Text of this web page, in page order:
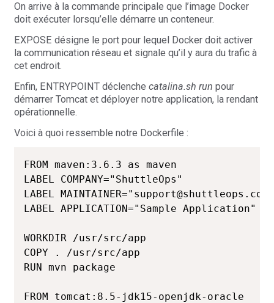
On arrive à la commande principale que l’image Docker
doit exécuter lorsqu’elle démarre un conteneur.
EXPOSE désigne le port pour lequel Docker doit activer
la communication réseau et signale qu’il y aura du trafic à
cet endroit.
Enfin, ENTRYPOINT déclenche catalina.sh run pour
démarrer Tomcat et déployer notre application, la rendant
opérationnelle.
Voici à quoi ressemble notre Dockerfile :
FROM maven:3.6.3 as maven
LABEL COMPANY="ShuttleOps"
LABEL MAINTAINER="support@shuttleops.com"
LABEL APPLICATION="Sample Application"
WORKDIR /usr/src/app
COPY . /usr/src/app
RUN mvn package
FROM tomcat:8.5-jdk15-openjdk-oracle